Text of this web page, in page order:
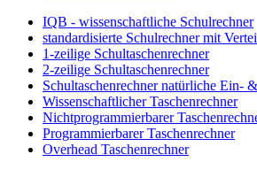
IQB - wissenschaftliche Schulrechner
standardisierte Schulrechner mit
1-zeilige Schultaschenrechner
2-zeilige Schultaschenrechner
Schultaschenrechner natürliche Ein-
Wissenschaftlicher Taschenrechner
Nichtprogrammierbarer
Programmierbarer Taschenrechner
Overhead Taschenrechner